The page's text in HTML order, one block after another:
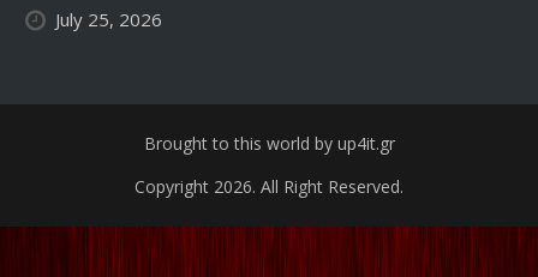
July 25, 2026
Brought to this world by up4it.gr
Copyright 2026. All Right Reserved.